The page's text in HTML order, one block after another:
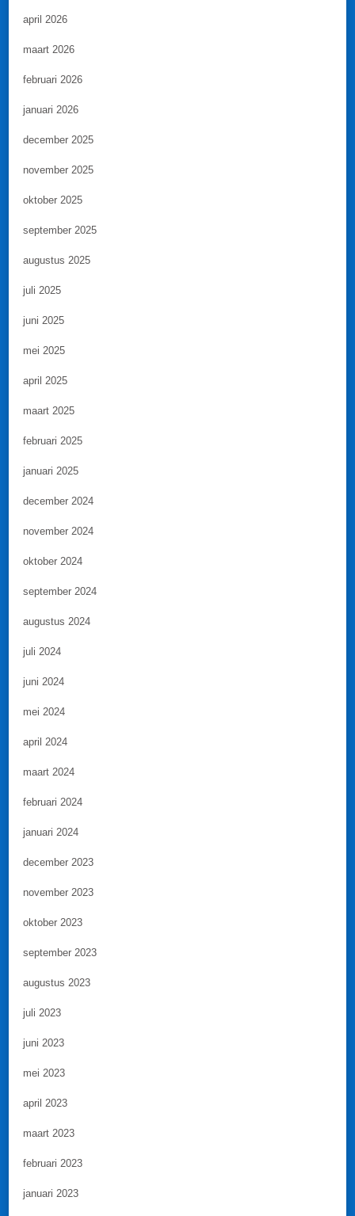
april 2026
maart 2026
februari 2026
januari 2026
december 2025
november 2025
oktober 2025
september 2025
augustus 2025
juli 2025
juni 2025
mei 2025
april 2025
maart 2025
februari 2025
januari 2025
december 2024
november 2024
oktober 2024
september 2024
augustus 2024
juli 2024
juni 2024
mei 2024
april 2024
maart 2024
februari 2024
januari 2024
december 2023
november 2023
oktober 2023
september 2023
augustus 2023
juli 2023
juni 2023
mei 2023
april 2023
maart 2023
februari 2023
januari 2023